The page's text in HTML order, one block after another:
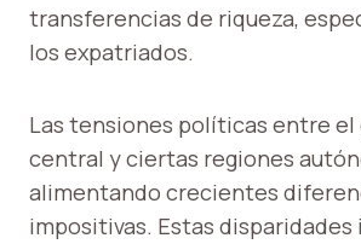
transferencias de riqueza,
los expatriados.
Las tensiones políticas entre el
central y ciertas regiones
alimentando crecientes
impositivas. Estas disparidades